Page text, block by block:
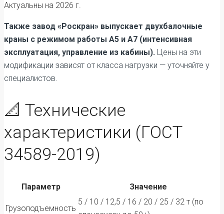
Актуальны на 2026 г.
Также завод «Роскран» выпускает двухбалочные
краны с режимом работы А5 и А7 (интенсивная
эксплуатация, управление из кабины). Цены на эти
модификации зависят от класса нагрузки — уточняйте у
специалистов.
📐 Технические
характеристики (ГОСТ
34589-2019)
Параметр Значение
Грузоподъемность
5 / 10 / 12,5 / 16 / 20 / 25 / 32 т (по